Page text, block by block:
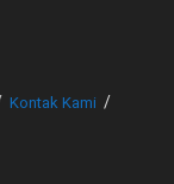
Kontak Kami